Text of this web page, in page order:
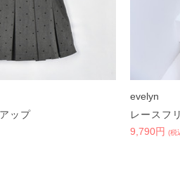
ップ
evelyn
レースフ
9,790円 (税